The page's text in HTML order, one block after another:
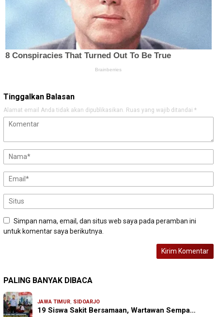
Tinggalkan Balasan
Alamat email Anda tidak akan dipublikasikan. Ruas yang wajib ditandai *
Simpan nama, email, dan situs web saya pada peramban ini
untuk komentar saya berikutnya.
PALING BANYAK DIBACA
JAWA TIMUR, SIDOARJO
19 Siswa Sakit Bersamaan, Wartawan Sempa…